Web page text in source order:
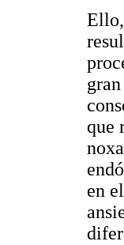
que
en